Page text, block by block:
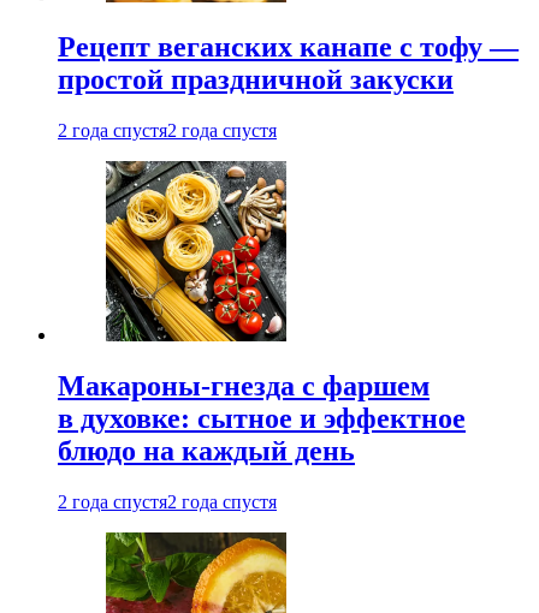
Рецепт веганских канапе с тофу —
простой праздничной закуски
2 года спустя2 года спустя
Макароны-гнезда с фаршем
в духовке: сытное и эффектное
блюдо на каждый день
2 года спустя2 года спустя